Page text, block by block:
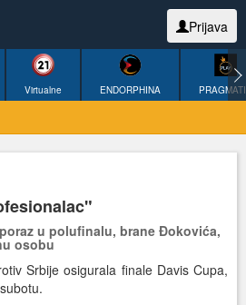
Prijava
Virtualne ENDORPHINA
u polufinalu, brane Đokovića,
osobu
Srbije osigurala finale Davis Cupa,